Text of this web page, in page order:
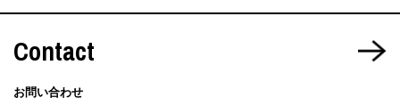
Contact
お問い合わせ